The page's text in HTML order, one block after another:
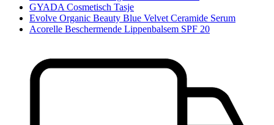
GYADA Cosmetisch Tasje
Evolve Organic Beauty Blue Velvet Ceramide Serum
Acorelle Beschermende Lippenbalsem SPF 20